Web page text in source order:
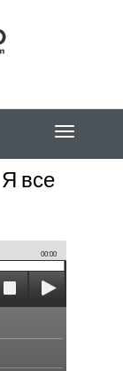
все
00:00